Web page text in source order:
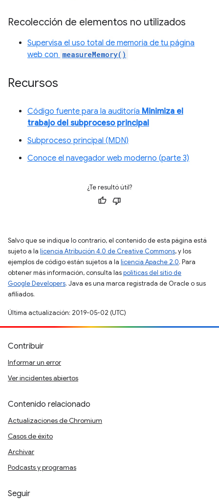
Recolección de elementos no utilizados
Supervisa el uso total de memoria de tu página
web con measureMemory()
Recursos
Código fuente para la auditoría Minimiza el
trabajo del subproceso principal
Subproceso principal (MDN)
Conoce el navegador web moderno (parte 3)
¿Te resultó útil?
Salvo que se indique lo contrario, el contenido de esta página está
sujeto a la licencia Atribución 4.0 de Creative Commons, y los
ejemplos de código están sujetos a la licencia Apache 2.0. Para
obtener más información, consulta laspolíticas del sitio de
Google Developers. Java es una marca registrada de Oracle o sus
afiliados.
Última actualización: 2019-05-02 (UTC)
Contribuir
Informar un error
Ver incidentes abiertos
Contenido relacionado
Actualizaciones de Chromium
Casos de éxito
Archivar
Podcasts y programas
Seguir